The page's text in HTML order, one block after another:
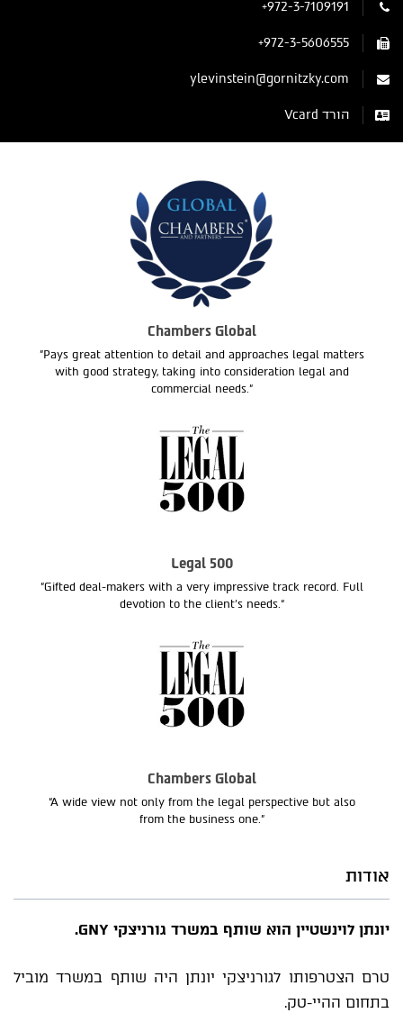
+972-3-7109191
+972-3-5606555
ylevinstein@gornitzky.com
הורד Vcard
Chambers Global
"Pays great attention to detail and approaches legal matters
with good strategy, taking into consideration legal and
commercial needs."
Legal 500
"Gifted deal-makers with a very impressive track record. Full
devotion to the client’s needs.“
Chambers Global
“A wide view not only from the legal perspective but also
from the business one.”
אודות
יונתן לוינשטיין הוא שותף במשרד גורניצקי GNY.
טרם הצטרפותו לגורניצקי יונתן היה שותף במשרד מוביל
בתחום ההיי-טק.